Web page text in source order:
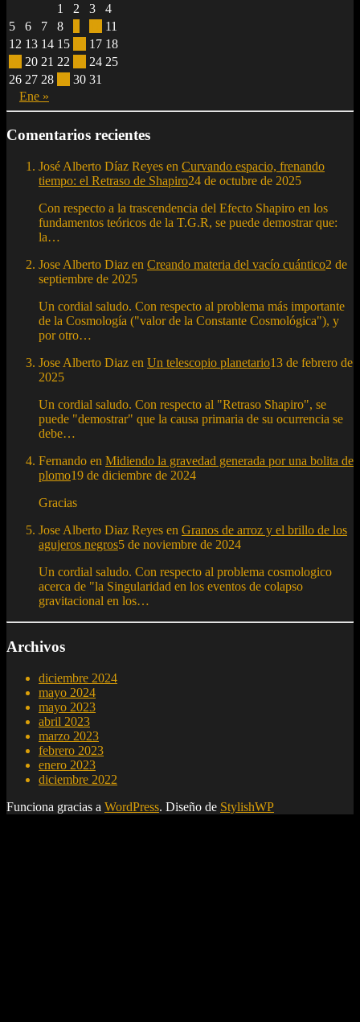
1
2 3
4
5
6 7 8
11
12 13 14 15 17 18
20 21 22 24 25
26 27 28 30 31
Ene »
Comentarios recientes
José Alberto Díaz Reyes en Curvando espacio, frenando
tiempo: el Retraso de Shapiro24 de octubre de 2025
Con respecto a la trascendencia del Efecto Shapiro en los
fundamentos teóricos de la T.G.R, se puede demostrar que:
la…
Jose Alberto Diaz en Creando materia del vacío cuántico2 de
septiembre de 2025
Un cordial saludo. Con respecto al problema más importante
de la Cosmología ("valor de la Constante Cosmológica"), y
por otro…
Jose Alberto Diaz en Un telescopio planetario13 de febrero de
2025
Un cordial saludo. Con respecto al "Retraso Shapiro", se
puede "demostrar" que la causa primaria de su ocurrencia se
debe…
Fernando en Midiendo la gravedad generada por una bolita de
plomo19 de diciembre de 2024
Gracias
Jose Alberto Diaz Reyes en Granos de arroz y el brillo de los
agujeros negros5 de noviembre de 2024
Un cordial saludo. Con respecto al problema cosmologico
acerca de "la Singularidad en los eventos de colapso
gravitacional en los…
Archivos
diciembre 2024
mayo 2024
mayo 2023
abril 2023
marzo 2023
febrero 2023
enero 2023
diciembre 2022
Funciona gracias a WordPress. Diseño de StylishWP